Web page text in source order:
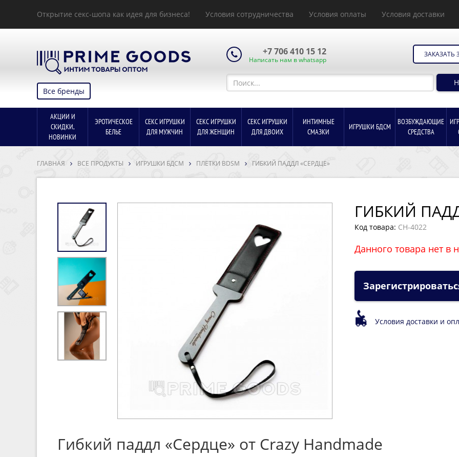
Открытие секс-шопа как идея для бизнеса! Условия сотрудничества Условия оплаты Условия доставки
Все бренды
+7 706 410 15 12
Написать нам в whatsapp
ЗАКАЗАТЬ
АКЦИИ И
СКИДКИ,
НОВИНКИ
ЭРОТИЧЕСКОЕ
БЕЛЬЕ
СЕКС ИГРУШКИ
ДЛЯ МУЖЧИН
СЕКС ИГРУШКИ
ДЛЯ ЖЕНЩИН
СЕКС ИГРУШКИ
ДЛЯ ДВОИХ
ИНТИМНЫЕ
СМАЗКИ
ИГРУШКИ БДСМ
ВОЗБУЖДАЮЩИЕ
СРЕДСТВА
ГЛАВНАЯ ВСЕ ПРОДУКТЫ ИГРУШКИ БДСМ ПЛЕТКИ BDSM ГИБКИЙ ПАДДЛ «СЕРДЦЕ»
ГИБКИЙ
Код товара: CH-4022
Данного товара нет в
Условия доставки и
Гибкий паддл «Сердце» от Crazy Handmade